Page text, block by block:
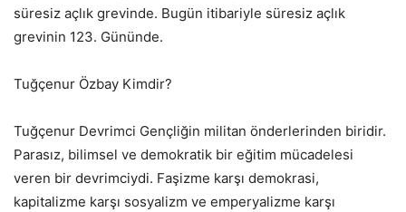
süresiz açlık grevinde. Bugün itibariyle süresiz açlık
grevinin 123. Gününde.
Tuğçenur Özbay Kimdir?
Tuğçenur Devrimci Gençliğin militan önderlerinden biridir.
Parasız, bilimsel ve demokratik bir eğitim mücadelesi
veren bir devrimciydi. Faşizme karşı demokrasi,
kapitalizme karşı sosyalizm ve emperyalizme karşı